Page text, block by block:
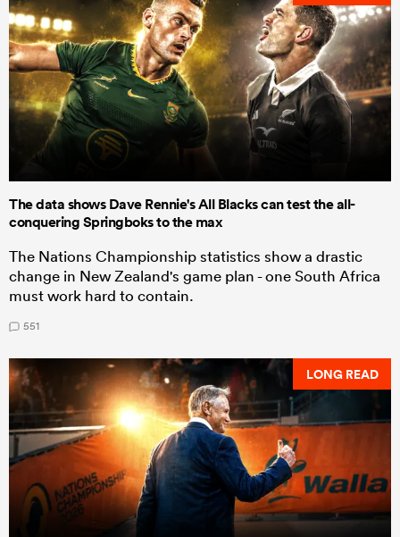
The data shows Dave Rennie's All Blacks can test the all-
conquering Springboks to the max
The Nations Championship statistics show a drastic
change in New Zealand's game plan - one South Africa
must work hard to contain.
551
LONG READ